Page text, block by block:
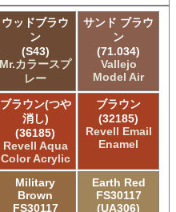
ウッドブラウ
ン
(S43)
Mr.カラースプ
レー
サンド ブラウ
ン
(71.034)
Vallejo
Model Air
ブラウン(つや
消し)
(36185)
Revell Aqua
Color Acrylic
ブラウン
(32185)
Revell Email
Enamel
Military
Brown
FS30117
Earth Red
FS30117
(UA306)